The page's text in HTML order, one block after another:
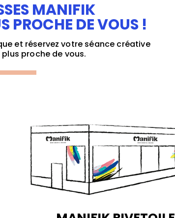
MANIFIK
PROCHE DE VOUS !
et réservez votre séance créative
proche de vous.